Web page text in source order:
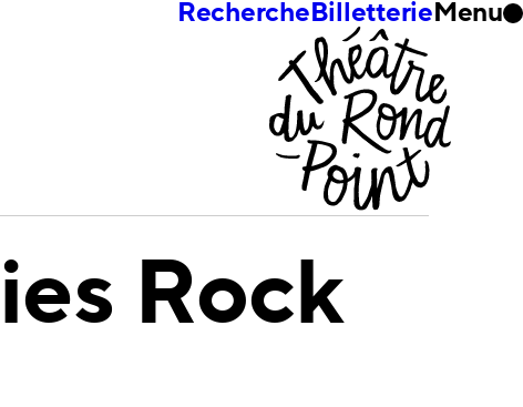
RechercheBilletterieMenu
Rock